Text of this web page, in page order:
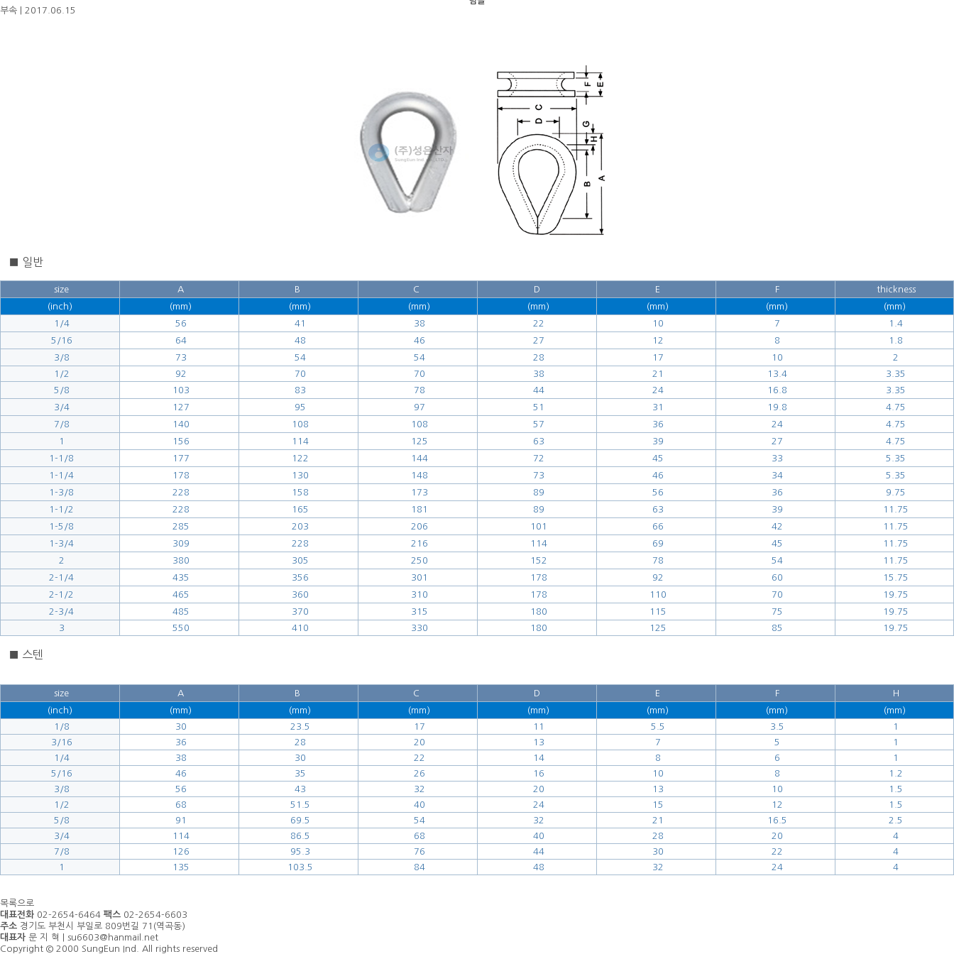
부속
2017.06.15
■ 일반
size A B C D E F
thickness
(inch)
(mm) (mm) (mm) (mm) (mm) (mm)
(mm)
1/4
56 41 38 22 10 7
1.4
5/16
64 48 46 27 12 8
1.8
3/8
73 54 54 28 17 10
2
1/2
92 70 70 38 21 13.4
3.35
5/8
103 83 78 44 24 16.8
3.35
3/4
127 95 97 51 31 19.8
4.75
7/8
140 108 108 57 36 24
4.75
1
156 114 125 63 39 27
4.75
1-1/8
177 122 144 72 45 33
5.35
1-1/4
178 130 148 73 46 34
5.35
1-3/8
228 158 173 89 56 36
9.75
1-1/2
228 165 181 89 63 39
11.75
1-5/8
285 203 206 101 66 42
11.75
1-3/4
309 228 216 114 69 45
11.75
2
380 305 250 152 78 54
11.75
2-1/4
435 356 301 178 92 60
15.75
2-1/2
465 360 310 178 110 70
19.75
2-3/4
485 370 315 180 115 75
19.75
3
550 410 330 180 125 85 19.75
■ 스텐
size A B C D E F
H
(inch)
(mm) (mm) (mm) (mm) (mm) (mm)
(mm)
1/8
30 23.5 17 11 5.5 3.5
1
3/16
36 28 20 13 7 5
1
1/4
38 30 22 14 8 6
1
5/16
46 35 26 16 10 8
1.2
3/8
56 43 32 20 13 10
1.5
1/2
68 51.5 40 24 15 12
1.5
5/8
91 69.5 54 32 21 16.5
2.5
3/4
114 86.5 68 40 28 20
4
7/8
126 95.3 76 44 30 22
4
1
135 103.5 84 48 32 24 4
목록으로
대표전화 02-2654-6464 팩스 02-2654-6603
주소 경기도 부천시 부일로 809번길 71(역곡동)
대표자 문 지 혁 | su6603@hanmail.net
Copyright © 2000 SungEun Ind. All rights reserved